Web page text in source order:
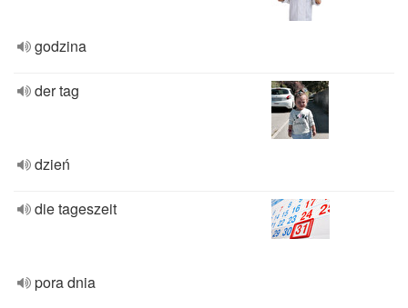
godzina
der tag
dzień
die tageszeit
pora dnia